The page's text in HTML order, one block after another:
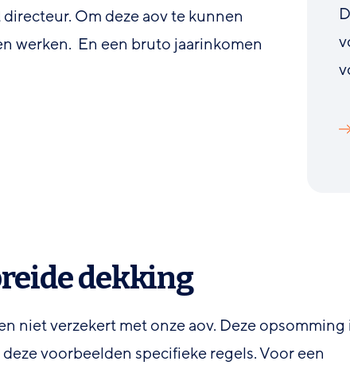
Om deze aov te kunnen
werken. En een bruto jaarinkomen
dekking
niet verzekert met onze aov. Deze opsomming
voorbeelden specifieke regels. Voor een